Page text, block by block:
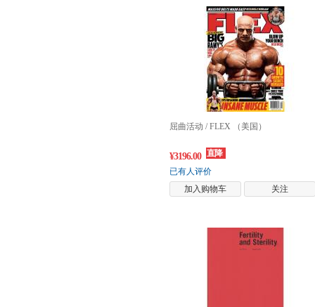
屈曲活动 / FLEX （美国）
¥3196.00 直降
已有人评价
加入购物车
关注